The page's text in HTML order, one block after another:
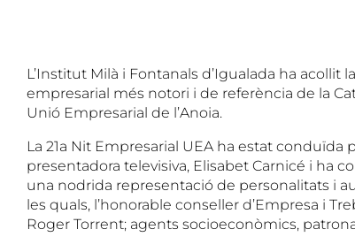
L’Institut Milà i Fontanals d’Igualada ha acollit
empresarial més notori i de referència de la
Unió Empresarial de l’Anoia.
La 21a Nit Empresarial UEA ha estat
presentadora televisiva, Elisabet Carnicé i ha
una nodrida representació de personalitats i
les quals, l’honorable conseller d’Empresa i
Roger Torrent; agents socioeconòmics,